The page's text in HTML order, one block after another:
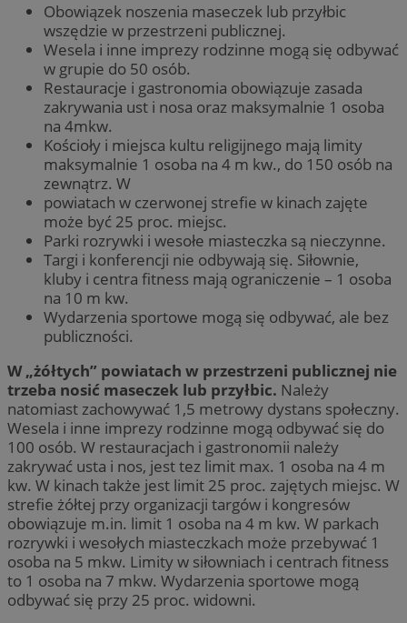
Obowiązek noszenia maseczek lub przyłbic
wszędzie w przestrzeni publicznej.
Wesela i inne imprezy rodzinne mogą się odbywać
w grupie do 50 osób.
Restauracje i gastronomia obowiązuje zasada
zakrywania ust i nosa oraz maksymalnie 1 osoba
na 4mkw.
Kościoły i miejsca kultu religijnego mają limity
maksymalnie 1 osoba na 4 m kw., do 150 osób na
zewnątrz. W
powiatach w czerwonej strefie w kinach zajęte
może być 25 proc. miejsc.
Parki rozrywki i wesołe miasteczka są nieczynne.
Targi i konferencji nie odbywają się. Siłownie,
kluby i centra fitness mają ograniczenie – 1 osoba
na 10 m kw.
Wydarzenia sportowe mogą się odbywać, ale bez
publiczności.
W „żółtych” powiatach w przestrzeni publicznej nie
trzeba nosić maseczek lub przyłbic. Należy
natomiast zachowywać 1,5 metrowy dystans społeczny.
Wesela i inne imprezy rodzinne mogą odbywać się do
100 osób. W restauracjach i gastronomii należy
zakrywać usta i nos, jest tez limit max. 1 osoba na 4 m
kw. W kinach także jest limit 25 proc. zajętych miejsc. W
strefie żółtej przy organizacji targów i kongresów
obowiązuje m.in. limit 1 osoba na 4 m kw. W parkach
rozrywki i wesołych miasteczkach może przebywać 1
osoba na 5 mkw. Limity w siłowniach i centrach fitness
to 1 osoba na 7 mkw. Wydarzenia sportowe mogą
odbywać się przy 25 proc. widowni.